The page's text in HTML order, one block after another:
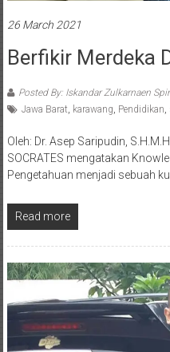
26 March 2021
Berfikir Merdeka
Posted By: Iskandar Zulkarnaen
Jawa Barat, karawang, Pendidikan,
Oleh: Dr. Asep Saripudin,
SOCRATES mengatakan
Pengetahuan menjadi sebuah
Read more